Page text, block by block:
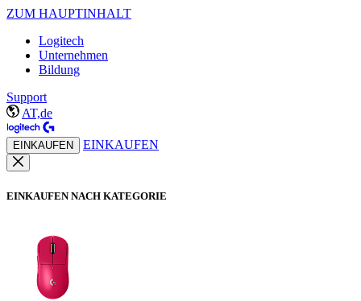
ZUM HAUPTINHALT
Logitech
Unternehmen
Bildung
Support
AT,de
EINKAUFEN EINKAUFEN
EINKAUFEN NACH KATEGORIE